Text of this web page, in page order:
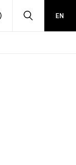
PŘIHLÁSIT HLEDATEN